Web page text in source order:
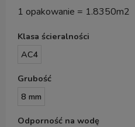
1 opakowanie = 1.8350m2
Klasa ścieralności
AC4
Grubość
8 mm
Odporność na wodę